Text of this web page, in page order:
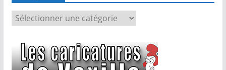
a
é
g